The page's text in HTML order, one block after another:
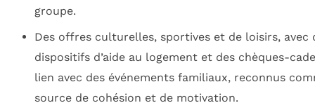
groupe.
Des offres culturelles, sportives et de loisirs, avec
dispositifs d’aide au logement et des chèques-
lien avec des événements familiaux, reconnus
source de cohésion et de motivation.